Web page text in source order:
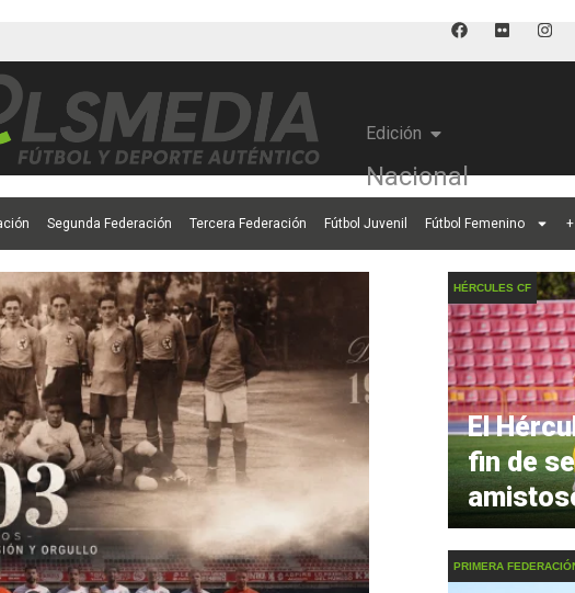
Edición
Nacional
Segunda Federación Tercera Federación Fútbol Juvenil Fútbol Femenino
HÉRCULES CF
El
fin de
PRIMERA